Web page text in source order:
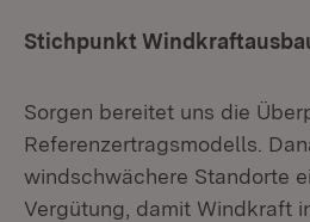
Stichpunkt
Sorgen bereitet uns die
Referenzertragsmodells.
windschwächere Standorte
Vergütung, damit Windkraft